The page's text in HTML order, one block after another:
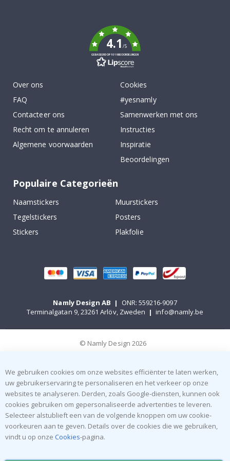
4.1/5
GEBASEERD OP 1019 BEOORDELINGEN
Over ons
FAQ
Contacteer ons
Recht om te annuleren
Algemene voorwaarden
Cookies
#yesnamly
Samenwerken met ons
Instructies
Inspiratie
Beoordelingen
Populaire Categorieën
Naamstickers
Muurstickers
Tegelstickers
Posters
Stickers
Plakfolie
Namly Design AB |
ONR: 559216-9097
Terminalgatan 9, 23261 Arlöv, Zweden | info@namly.be
© Namly Design 2026
We gebruiken cookies om onze websites efficiënter te laten werken,
uw gebruikerservaring te personaliseren en het verkeer op onze
websites te analyseren. Derden, zoals Google-diensten, kunnen ook
cookies gebruiken om gepersonaliseerde advertenties te leveren.
Selecteer alstublieft een van de volgende knoppen om uw cookie-
voorkeuren aan te geven. Details over de cookies die we gebruiken,
vindt u op onze Cookies-pagina.